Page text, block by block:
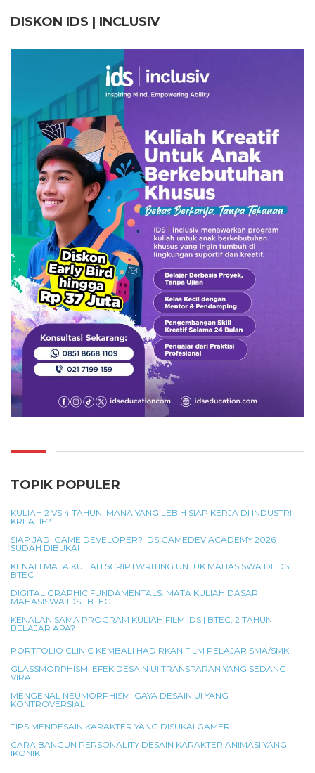
DISKON IDS | INCLUSIV
TOPIK POPULER
KULIAH 2 VS 4 TAHUN: MANA YANG LEBIH SIAP KERJA DI INDUSTRI
KREATIF?
SIAP JADI GAME DEVELOPER? IDS GAMEDEV ACADEMY 2026
SUDAH DIBUKA!
KENALI MATA KULIAH SCRIPTWRITING UNTUK MAHASISWA DI IDS |
BTEC
DIGITAL GRAPHIC FUNDAMENTALS: MATA KULIAH DASAR
MAHASISWA IDS | BTEC
KENALAN SAMA PROGRAM KULIAH FILM IDS | BTEC, 2 TAHUN
BELAJAR APA?
PORTFOLIO CLINIC KEMBALI HADIRKAN FILM PELAJAR SMA/SMK
GLASSMORPHISM: EFEK DESAIN UI TRANSPARAN YANG SEDANG
VIRAL
MENGENAL NEUMORPHISM: GAYA DESAIN UI YANG
KONTROVERSIAL
TIPS MENDESAIN KARAKTER YANG DISUKAI GAMER
CARA BANGUN PERSONALITY DESAIN KARAKTER ANIMASI YANG
IKONIK